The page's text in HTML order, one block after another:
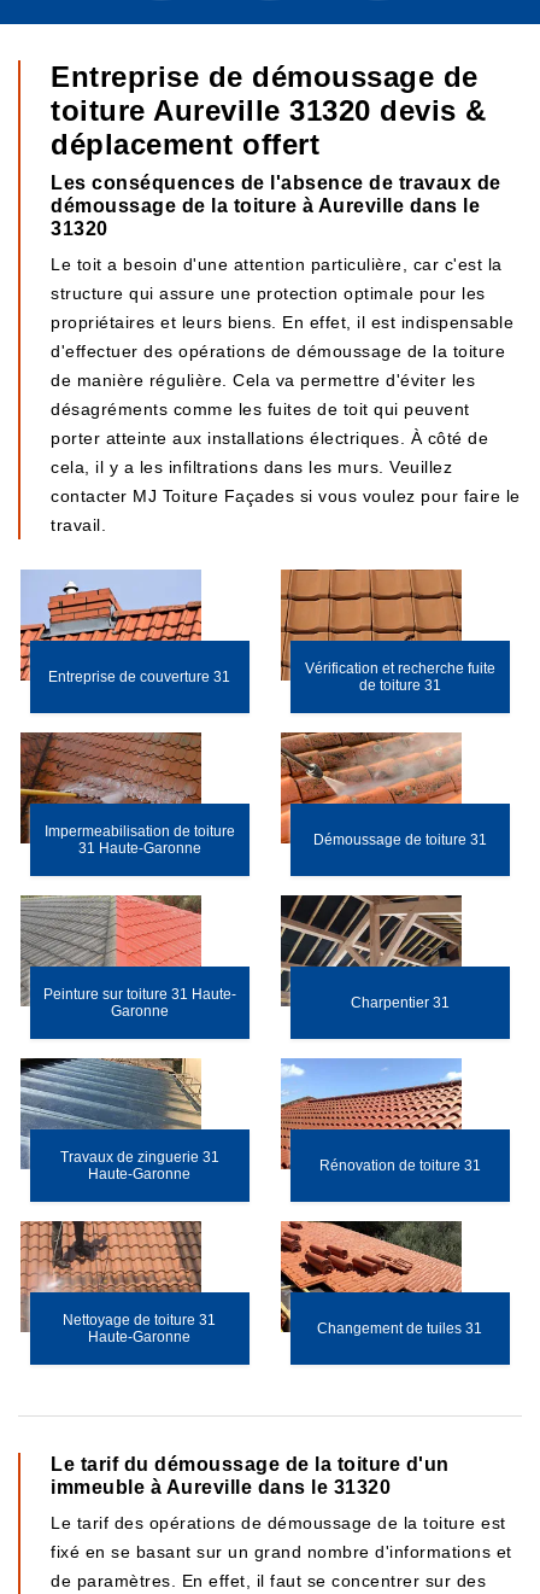
Entreprise de démoussage de
toiture Aureville 31320 devis &
déplacement offert
Les conséquences de l'absence de travaux de
démoussage de la toiture à Aureville dans le
31320
Le toit a besoin d'une attention particulière, car c'est la
structure qui assure une protection optimale pour les
propriétaires et leurs biens. En effet, il est indispensable
d'effectuer des opérations de démoussage de la toiture
de manière régulière. Cela va permettre d'éviter les
désagréments comme les fuites de toit qui peuvent
porter atteinte aux installations électriques. À côté de
cela, il y a les infiltrations dans les murs. Veuillez
contacter MJ Toiture Façades si vous voulez pour faire le
travail.
Entreprise de couverture 31
Vérification et recherche fuite
de toiture 31
Impermeabilisation de toiture
31 Haute-Garonne
Démoussage de toiture 31
Peinture sur toiture 31 Haute-
Garonne
Charpentier 31
Travaux de zinguerie 31
Haute-Garonne
Rénovation de toiture 31
Nettoyage de toiture 31
Haute-Garonne
Changement de tuiles 31
Le tarif du démoussage de la toiture d'un
immeuble à Aureville dans le 31320
Le tarif des opérations de démoussage de la toiture est
fixé en se basant sur un grand nombre d'informations et
de paramètres. En effet, il faut se concentrer sur des